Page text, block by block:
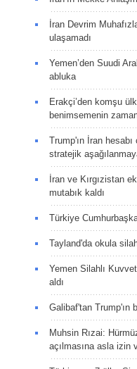
İran Devrim
ulaşamadı
Yemen’den Suudi
abluka
Erakçi’den komşu
benimsemenin
Trump'ın İran
stratejik
İran ve Kırgızistan
mutabık kaldı
Türkiye
Tayland'da okula
Yemen Silahlı
aldı
Galibaf'tan Trump'ın
Muhsin Rızai:
açılmasına asla izin